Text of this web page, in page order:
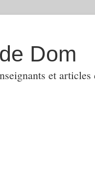
Dom
et articles